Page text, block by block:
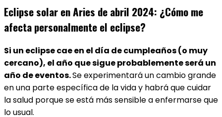
Eclipse solar en Aries de abril 2024: ¿Cómo me
afecta personalmente el eclipse?
Si un eclipse cae en el día de cumpleaños (o muy
cercano), el año que sigue probablemente será un
año de eventos.Se experimentará un cambio grande
en una parte específica de la vida y habrá que cuidar
la salud porque se está más sensible a enfermarse que
lo usual.